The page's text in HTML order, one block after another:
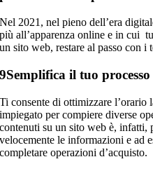
Nel 2021, nel pieno dell’era
più all’apparenza online e in cui
un sito web, restare al passo con i
9Semplifica il tuo
Ti consente di ottimizzare
impiegato per compiere diverse
contenuti su un sito web è, infatti,
velocemente le informazioni e ad
completare operazioni d’acquisto.